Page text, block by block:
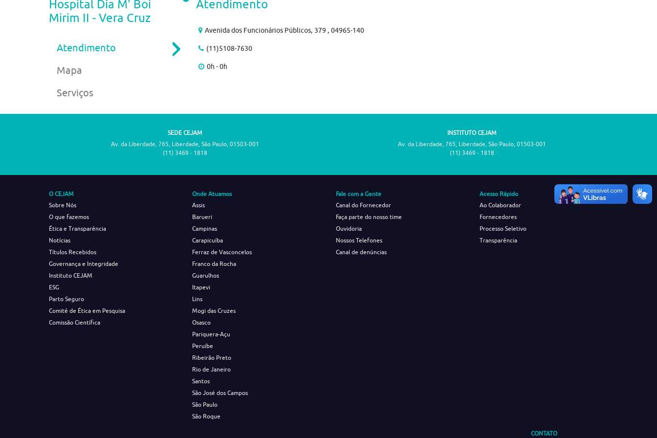
Hospital Dia M' Boi
Mirim II - Vera Cruz
Atendimento
Mapa
Serviços
Atendimento
Avenida dos Funcionários Públicos, 379 , 04965-140
(11)5108-7630
0h - 0h
SEDE CEJAM
Av. da Liberdade, 765, Liberdade, São Paulo, 01503-001
(11) 3469 - 1818
INSTITUTO CEJAM
Av. da Liberdade, 765, Liberdade, São Paulo, 01503-001
(11) 3469 - 1818
O CEJAM
Sobre Nós
O que fazemos
Ética e Transparência
Notícias
Títulos Recebidos
Governança e Integridade
Instituto CEJAM
ESG
Parto Seguro
Comitê de Ética em Pesquisa
Comissão Científica
Onde Atuamos
Assis
Barueri
Campinas
Carapicuíba
Ferraz de Vasconcelos
Franco da Rocha
Guarulhos
Itapevi
Lins
Mogi das Cruzes
Osasco
Pariquera-Açu
Peruíbe
Ribeirão Preto
Rio de Janeiro
Santos
São José dos Campos
São Paulo
São Roque
Fale com a Gente
Canal do Fornecedor
Faça parte do nosso time
Ouvidoria
Nossos Telefones
Canal de denúncias
Acesso Rápido
Ao Colaborador
Fornecedores
Processo Seletivo
Transparência
CONTATO